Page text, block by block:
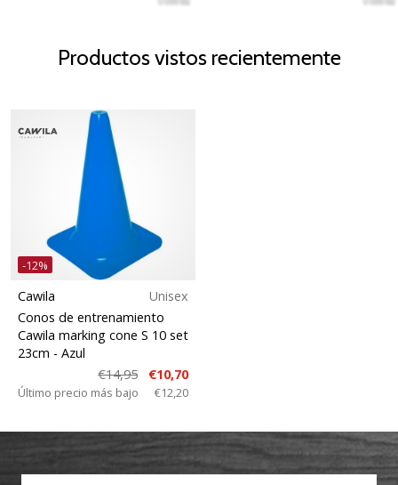
Productos vistos recientemente
-12%
Cawila
Unisex
Conos de entrenamiento
Cawila marking cone S 10 set
23cm - Azul
€14,95
€10,70
Último precio más bajo €12,20